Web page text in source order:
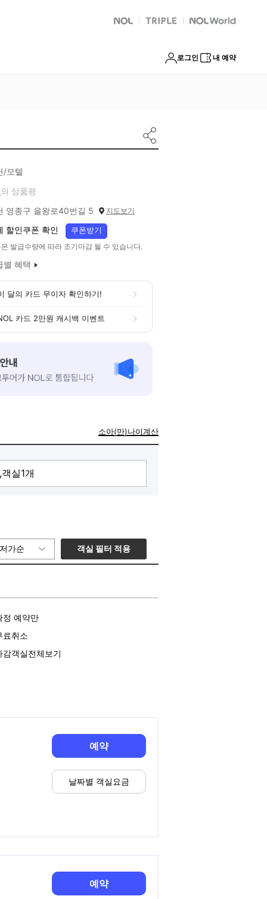
NOL 트리플 Global Interpark
로그인 내 예약
/모텔
의 상품평
영종구 을왕로40번길 5
지도보기
할인쿠폰 확인 쿠폰받기
발급수량에 따라 조기마감 될 수 있습니다.
별 혜택
달의 카드 무이자 확인하기!
카드 2만원 캐시백 이벤트
소아(만)나이계산
가순 객실 필터 적용
정 예약만
료취소
감객실전체보기
예약
날짜별 객실요금
예약